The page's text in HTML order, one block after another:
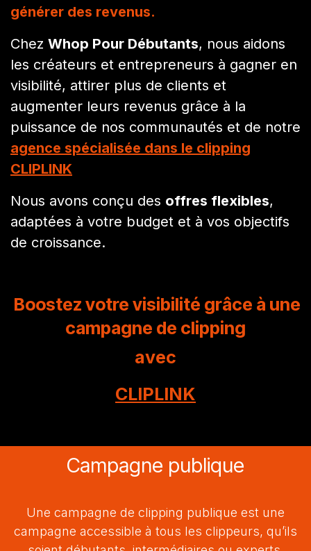
générer des revenus.
Chez Whop Pour Débutants, nous aidons
les créateurs et entrepreneurs à gagner en
visibilité, attirer plus de clients et
augmenter leurs revenus grâce à la
puissance de nos communautés et de notre
agence spécialisée dans le clipping
CLIPLINK
Nous avons conçu des offres flexibles,
adaptées à votre budget et à vos objectifs
de croissance.
Boostez votre visibilité grâce à une
campagne de clipping
avec
CLIPLINK
Campagne publique
Une campagne de clipping publique est une
campagne accessible à tous les clippeurs, qu’ils